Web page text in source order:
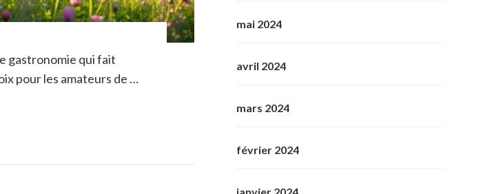
gastronomie qui fait
pour les amateurs de …
mai 2024
avril 2024
mars 2024
février 2024